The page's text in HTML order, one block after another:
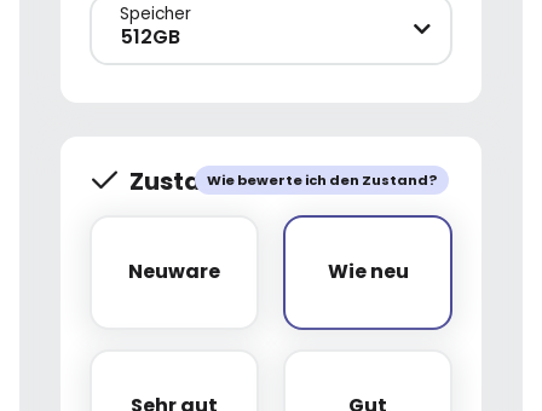
Speicher
512GB
Wie bewerte ich den Zustand?
Zustand.
Neuware
Neuware Wie neu
Wie neu